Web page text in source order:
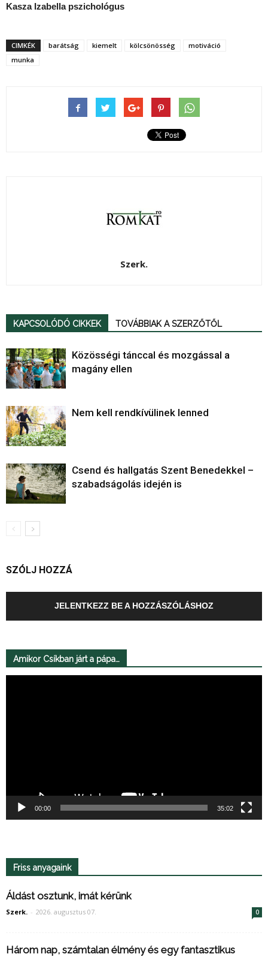
Kasza Izabella pszichológus
CIMKÉK barátság kiemelt kölcsönösség
motiváció
munka
Szerk.
KAPCSOLÓDÓ CIKKEK TOVÁBBIAK A SZERZŐTŐL
Közösségi tánccal és mozgással a
magány ellen
Nem kell rendkívülinek lenned
Csend és hallgatás Szent Benedekkel –
szabadságolás idején is
SZÓLJ HOZZÁ
JELENTKEZZ BE A HOZZÁSZÓLÁSHOZ
Amikor Csíkban járt a pápa…
00:00 35:02
Friss anyagaink
Áldást osztunk, imát kérünk
Szerk. - 2026. augusztus 07. 0
Három nap, számtalan élmény és egy fantasztikus